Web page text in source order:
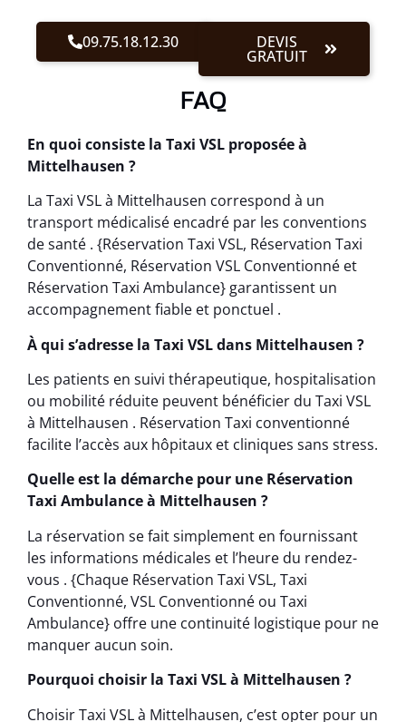
09.75.18.12.30 DEVIS
GRATUIT
FAQ
En quoi consiste la Taxi VSL proposée à
Mittelhausen ?
La Taxi VSL à Mittelhausen correspond à un
transport médicalisé encadré par les conventions
de santé . {Réservation Taxi VSL, Réservation Taxi
Conventionné, Réservation VSL Conventionné et
Réservation Taxi Ambulance} garantissent un
accompagnement fiable et ponctuel .
À qui s’adresse la Taxi VSL dans Mittelhausen ?
Les patients en suivi thérapeutique, hospitalisation
ou mobilité réduite peuvent bénéficier du Taxi VSL
à Mittelhausen . Réservation Taxi conventionné
facilite l’accès aux hôpitaux et cliniques sans stress.
Quelle est la démarche pour une Réservation
Taxi Ambulance à Mittelhausen ?
La réservation se fait simplement en fournissant
les informations médicales et l’heure du rendez-
vous . {Chaque Réservation Taxi VSL, Taxi
Conventionné, VSL Conventionné ou Taxi
Ambulance} offre une continuité logistique pour ne
manquer aucun soin.
Pourquoi choisir la Taxi VSL à Mittelhausen ?
Choisir Taxi VSL à Mittelhausen, c’est opter pour un